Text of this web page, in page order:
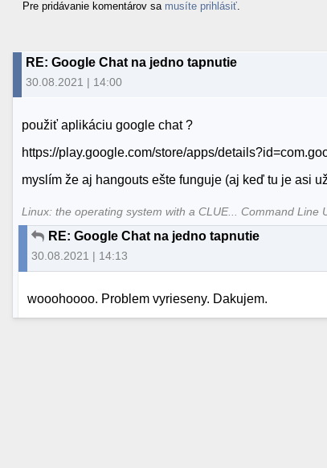
Pre pridávanie komentárov sa musíte prihlásiť
RE: Google Chat na jedno tapnutie
30.08.2021 | 14:00
použiť aplikáciu google chat ?
https://play.google.com/store/apps/
myslím že aj hangouts ešte funguje (aj keď tu je asi
Linux: the operating system with a CLUE... Command Line
RE: Google Chat na jedno tapnutie
30.08.2021 | 14:13
wooohoooo. Problem vyrieseny. Dakujem.